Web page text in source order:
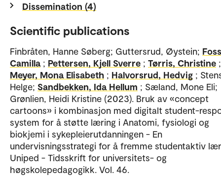
Dissemination (4)
Scientific publications
Finbråten, Hanne Søberg; Guttersrud, Øystein;
Camilla ; Pettersen, Kjell Sverre ; Tørris, Christine ;
Meyer, Mona Elisabeth ; Halvorsrud, Hedvig ;
Helge; Sandbekken, Ida Hellum ; Sæland, Mone Eli;
Grønlien, Heidi Kristine (2023). Bruk av «concept
cartoons» i kombinasjon med digitalt student-
system for å støtte læring i Anatomi, fysiologi og
biokjemi i sykepleierutdanningen - En
undervisningsstrategi for å fremme studentaktiv
Uniped - Tidsskrift for universitets- og
høgskolepedagogikk. Vol. 46.